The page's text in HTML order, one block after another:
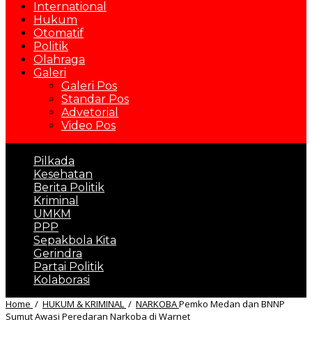
International
Hukum
Otomatif
Politik
Olahraga
Galeri
Galeri Pos
Standar Pos
Advetorial
Video Pos
Pilkada
Kesehatan
Berita Politik
Kriminal
UMKM
PPP
Sepakbola Kita
Gerindra
Partai Politik
Kolaborasi
Home / HUKUM & KRIMINAL / NARKOBAPemko Medan dan BNNP
Sumut Awasi Peredaran Narkoba di Warnet